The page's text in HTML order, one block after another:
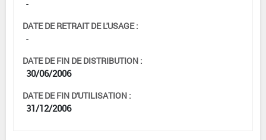
-
DATE DE RETRAIT DE L'USAGE :
-
DATE DE FIN DE DISTRIBUTION :
30/06/2006
DATE DE FIN D'UTILISATION :
31/12/2006